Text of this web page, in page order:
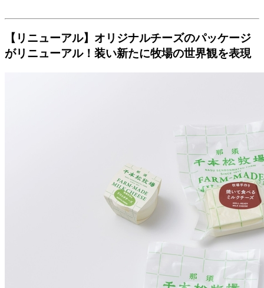
【リニューアル】オリジナルチーズのパッケージ
がリニューアル！装い新たに牧場の世界観を表現